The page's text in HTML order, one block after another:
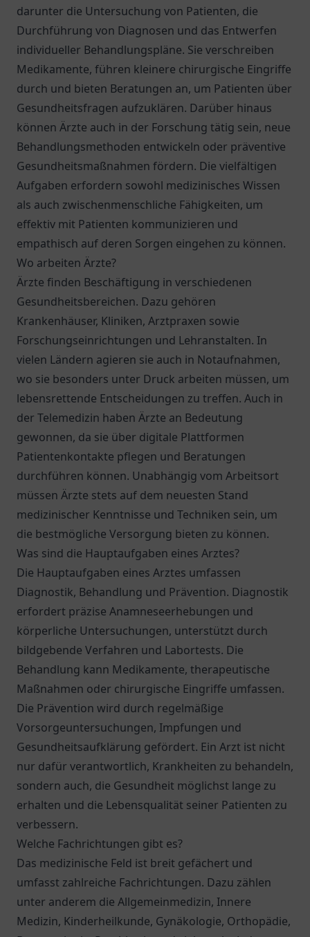
darunter die Untersuchung von Patienten, die
Durchführung von Diagnosen und das Entwerfen
individueller Behandlungspläne. Sie verschreiben
Medikamente, führen kleinere chirurgische Eingriffe
durch und bieten Beratungen an, um Patienten über
Gesundheitsfragen aufzuklären. Darüber hinaus
können Ärzte auch in der Forschung tätig sein, neue
Behandlungsmethoden entwickeln oder präventive
Gesundheitsmaßnahmen fördern. Die vielfältigen
Aufgaben erfordern sowohl medizinisches Wissen
als auch zwischenmenschliche Fähigkeiten, um
effektiv mit Patienten kommunizieren und
empathisch auf deren Sorgen eingehen zu können.
Wo arbeiten Ärzte?
Ärzte finden Beschäftigung in verschiedenen
Gesundheitsbereichen. Dazu gehören
Krankenhäuser, Kliniken, Arztpraxen sowie
Forschungseinrichtungen und Lehranstalten. In
vielen Ländern agieren sie auch in Notaufnahmen,
wo sie besonders unter Druck arbeiten müssen, um
lebensrettende Entscheidungen zu treffen. Auch in
der Telemedizin haben Ärzte an Bedeutung
gewonnen, da sie über digitale Plattformen
Patientenkontakte pflegen und Beratungen
durchführen können. Unabhängig vom Arbeitsort
müssen Ärzte stets auf dem neuesten Stand
medizinischer Kenntnisse und Techniken sein, um
die bestmögliche Versorgung bieten zu können.
Was sind die Hauptaufgaben eines Arztes?
Die Hauptaufgaben eines Arztes umfassen
Diagnostik, Behandlung und Prävention. Diagnostik
erfordert präzise Anamneseerhebungen und
körperliche Untersuchungen, unterstützt durch
bildgebende Verfahren und Labortests. Die
Behandlung kann Medikamente, therapeutische
Maßnahmen oder chirurgische Eingriffe umfassen.
Die Prävention wird durch regelmäßige
Vorsorgeuntersuchungen, Impfungen und
Gesundheitsaufklärung gefördert. Ein Arzt ist nicht
nur dafür verantwortlich, Krankheiten zu behandeln,
sondern auch, die Gesundheit möglichst lange zu
erhalten und die Lebensqualität seiner Patienten zu
verbessern.
Welche Fachrichtungen gibt es?
Das medizinische Feld ist breit gefächert und
umfasst zahlreiche Fachrichtungen. Dazu zählen
unter anderem die Allgemeinmedizin, Innere
Medizin, Kinderheilkunde, Gynäkologie, Orthopädie,